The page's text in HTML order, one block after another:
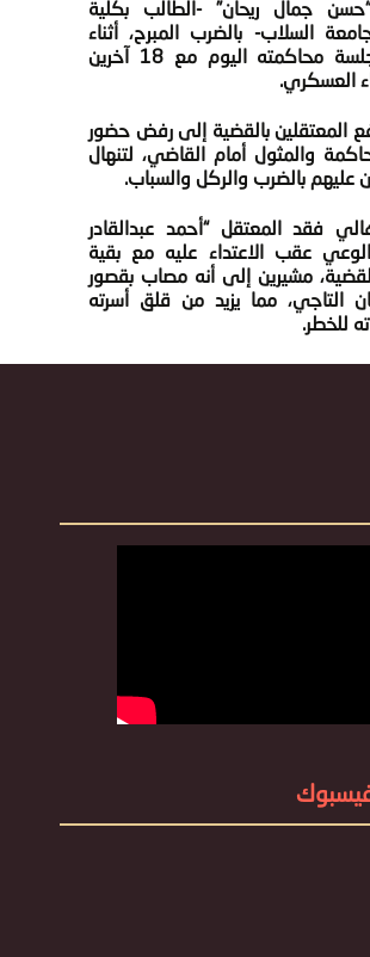
جمال ريحان” -الطالب بكلية
السلاب- بالضرب المبرح، أثناء
انتظارها جلسة محاكمته اليوم مع 18 آخرين
العسكري.
المعتقلين بالقضية إلى رفض حضور
والمثول أمام القاضي، لتنهال
عليهم بالضرب والركل والسباب.
فقد المعتقل “أحمد عبدالقادر
عقب الاعتداء عليه مع بقية
مشيرين إلى أنه مصاب بقصور
التاجي، مما يزيد من قلق أسرته
للخطر.
فيسبوك